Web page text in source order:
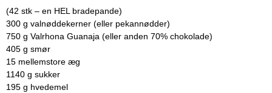
(42 stk – en HEL bradepande)
300 g valnøddekerner (eller pekannødder)
750 g Valrhona Guanaja (eller anden 70% chokolade)
405 g smør
15 mellemstore æg
1140 g sukker
195 g hvedemel